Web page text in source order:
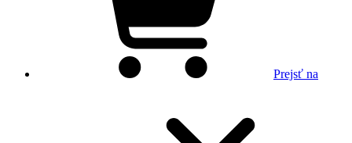
Prejsť na